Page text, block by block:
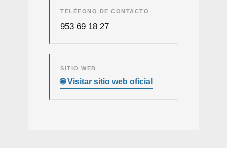
TELÉFONO DE CONTACTO
953 69 18 27
SITIO WEB